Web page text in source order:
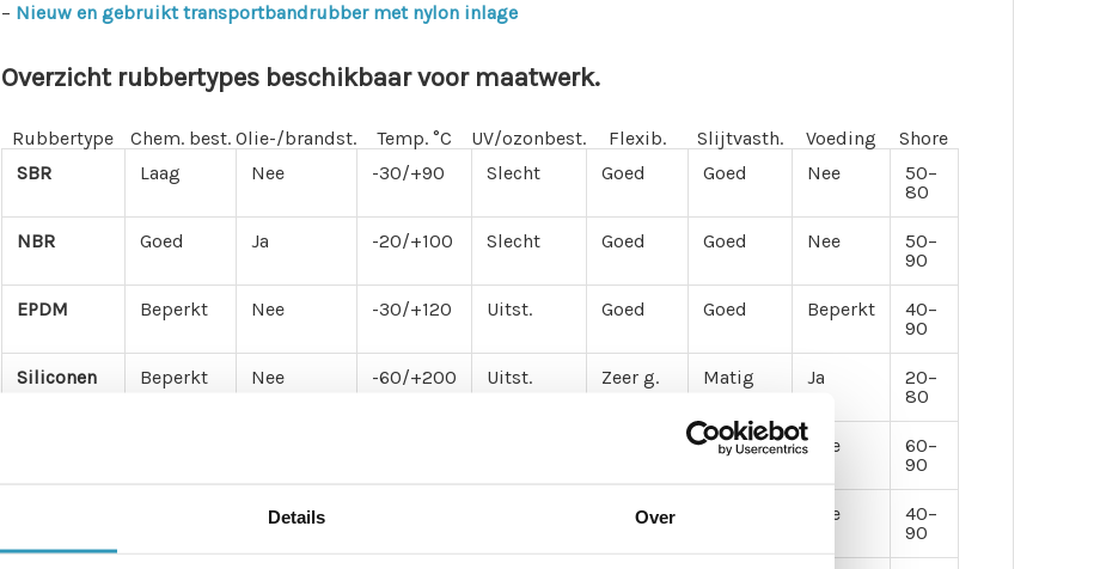
Details Over
– Nieuw en gebruikt transportbandrubber met nylon inlage
Overzicht rubbertypes beschikbaar voor maatwerk.
Rubbertype Chem. best. Olie-/brandst. Temp. °C UV/ozonbest. Flexib. Slijtvasth. Voeding
Shore
SBR
Laag Nee -30/+90 Slecht Goed Goed Nee
50–
80
NBR Goed Ja -20/+100 Slecht Goed Goed Nee
50–
90
EPDM Beperkt Nee -30/+120 Uitst. Goed Goed Beperkt
40–
90
Siliconen Beperkt Nee -60/+200 Uitst. Zeer g. Matig Ja
20–
80
Goed Nee
60–
90
Beperkt Goed Nee
40–
90